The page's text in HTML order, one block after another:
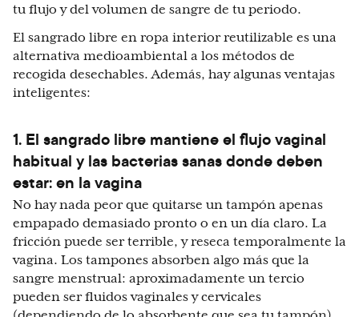
tu flujo y del volumen de sangre de tu periodo.
El sangrado libre en ropa interior reutilizable es una
alternativa medioambiental a los métodos de
recogida desechables. Además, hay algunas ventajas
inteligentes:
1. El sangrado libre mantiene el flujo vaginal
habitual y las bacterias sanas donde deben
estar: en la vagina
No hay nada peor que quitarse un tampón apenas
empapado demasiado pronto o en un día claro. La
fricción puede ser terrible, y reseca temporalmente la
vagina. Los tampones absorben algo más que la
sangre menstrual: aproximadamente un tercio
pueden ser fluidos vaginales y cervicales